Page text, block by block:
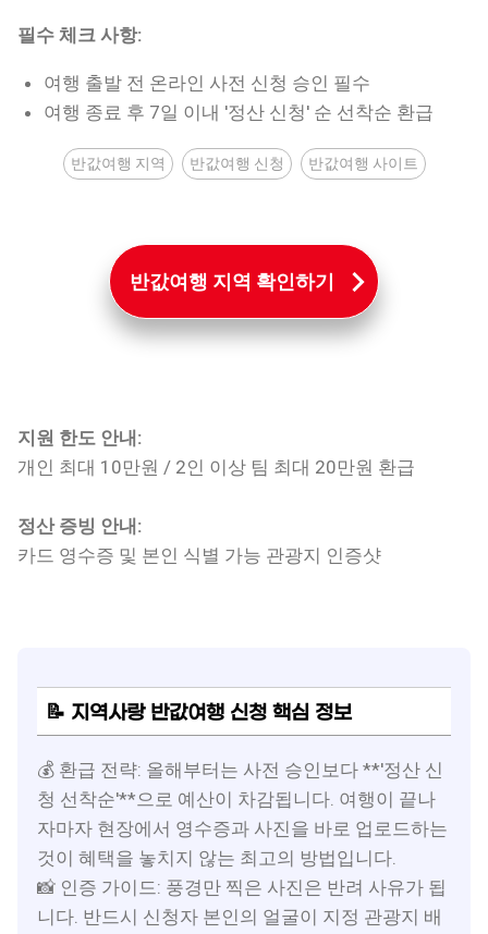
필수 체크 사항:
여행 출발 전 온라인 사전 신청 승인 필수
여행 종료 후 7일 이내 '정산 신청' 순 선착순 환급
반값여행 지역 반값여행 신청 반값여행 사이트
반값여행 지역 확인하기
지원 한도 안내:
개인 최대 10만원 / 2인 이상 팀 최대 20만원 환급
정산 증빙 안내:
카드 영수증 및 본인 식별 가능 관광지 인증샷
📝 지역사랑 반값여행 신청 핵심 정보
💰 환급 전략: 올해부터는 사전 승인보다 **'정산 신
청 선착순'**으로 예산이 차감됩니다. 여행이 끝나
자마자 현장에서 영수증과 사진을 바로 업로드하는
것이 혜택을 놓치지 않는 최고의 방법입니다.
📸 인증 가이드: 풍경만 찍은 사진은 반려 사유가 됩
니다. 반드시 신청자 본인의 얼굴이 지정 관광지 배